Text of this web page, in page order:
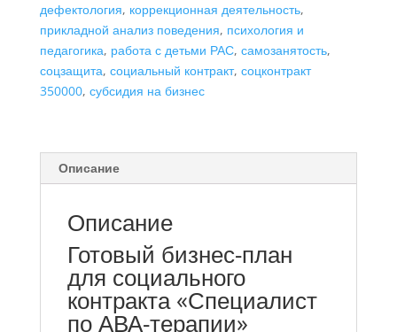
самозанятость
дефектология, коррекционная деятельность,
прикладной анализ поведения, психология и
педагогика, работа с детьми РАС, самозанятость,
соцзащита, социальный контракт, соцконтракт
350000, субсидия на бизнес
Описание
Описание
Готовый бизнес-план
для социального
контракта «Специалист
по АВА-терапии»